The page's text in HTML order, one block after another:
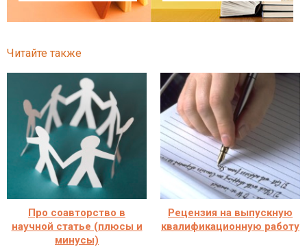
Читайте также
Про соавторство в
научной статье (плюсы и
минусы)
Рецензия на выпускную
квалификационную работу